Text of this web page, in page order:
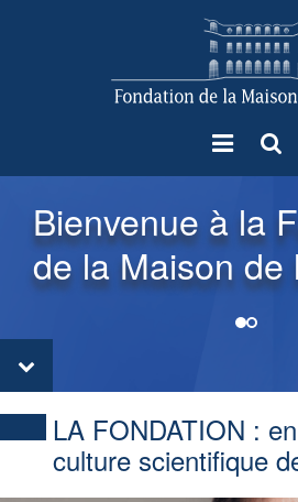
Menu
Bienvenue à la
de la Maison de
LA FONDATION :
culture scientifique